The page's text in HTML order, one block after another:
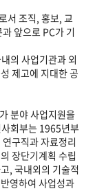
서 조직, 홍보, 교
앞으로 PC가 기
의 사업기관과 외
제고에 지대한 공
분야 사업지원을
회부는 1965년부
구직과 자료정리
장단기계획 수립
, 국내외의 기술적
영하여 사업성과